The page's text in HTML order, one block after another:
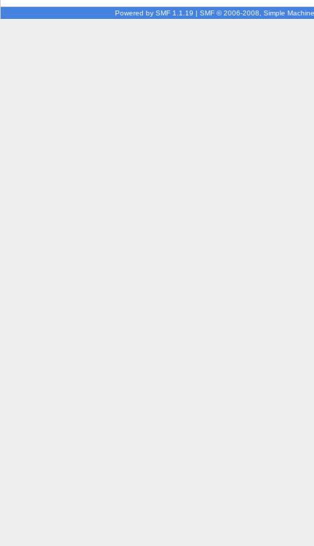
Powered by SMF 1.1.19 | SMF © 2006-2008, Simple